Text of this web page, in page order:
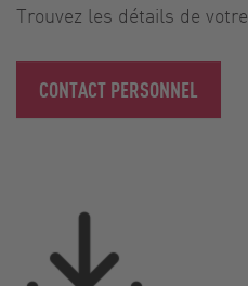
Trouvez les détails de votre
CONTACT PERSONNEL